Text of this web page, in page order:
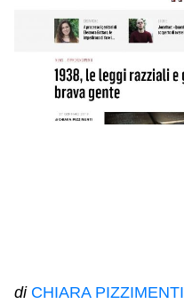
EDUCAZIONE
SCUOLE
INSEGNANTI
GIOVANI, ADULTI
CULTURA EBRAICA
CAPIRE L’EBRAISMO
CALENDARIO & FESTIVITÀ
SHOAH
di CHIARA PIZZIMENTI